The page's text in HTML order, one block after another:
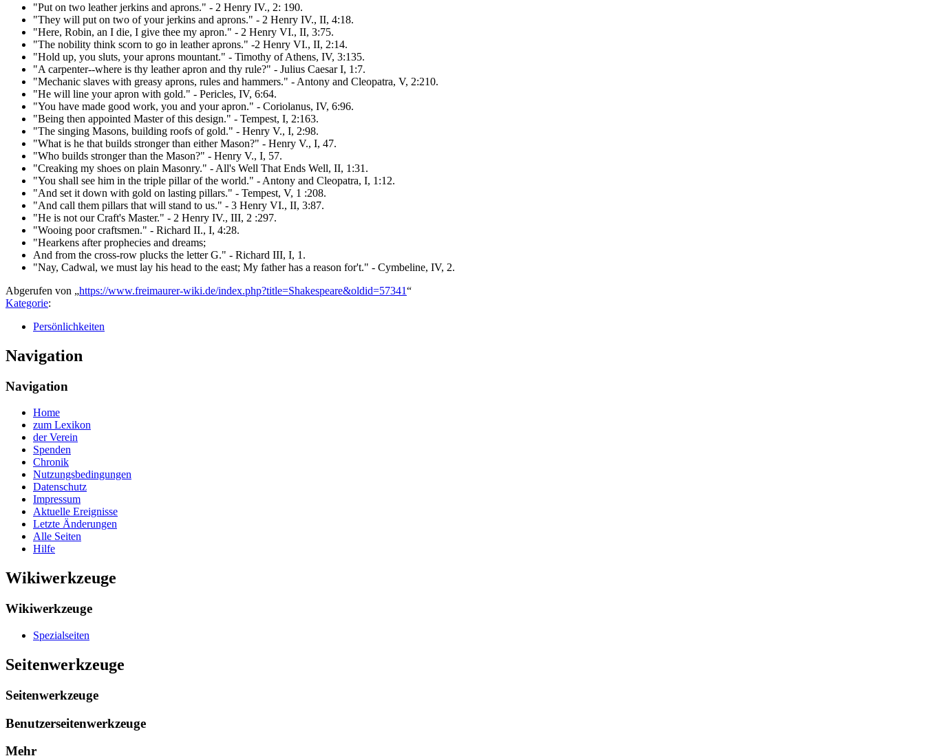
"Put on two leather jerkins and aprons." - 2 Henry IV., 2: 190.
"They will put on two of your jerkins and aprons." - 2 Henry IV., II, 4:18.
"Here, Robin, an I die, I give thee my apron." - 2 Henry VI., II, 3:75.
"The nobility think scorn to go in leather aprons." -2 Henry VI., II, 2:14.
"Hold up, you sluts, your aprons mountant." - Timothy of Athens, IV, 3:135.
"A carpenter--where is thy leather apron and thy rule?" - Julius Caesar I, 1:7.
"Mechanic slaves with greasy aprons, rules and hammers." - Antony and Cleopatra, V, 2:210.
"He will line your apron with gold." - Pericles, IV, 6:64.
"You have made good work, you and your apron." - Coriolanus, IV, 6:96.
"Being then appointed Master of this design." - Tempest, I, 2:163.
"The singing Masons, building roofs of gold." - Henry V., I, 2:98.
"What is he that builds stronger than either Mason?" - Henry V., I, 47.
"Who builds stronger than the Mason?" - Henry V., I, 57.
"Creaking my shoes on plain Masonry." - All's Well That Ends Well, II, 1:31.
"You shall see him in the triple pillar of the world." - Antony and Cleopatra, I, 1:12.
"And set it down with gold on lasting pillars." - Tempest, V, 1 :208.
"And call them pillars that will stand to us." - 3 Henry VI., II, 3:87.
"He is not our Craft's Master." - 2 Henry IV., III, 2 :297.
"Wooing poor craftsmen." - Richard II., I, 4:28.
"Hearkens after prophecies and dreams;
And from the cross-row plucks the letter G." - Richard III, I, 1.
"Nay, Cadwal, we must lay his head to the east; My father has a reason for't." - Cymbeline, IV, 2.
Abgerufen von „https://www.freimaurer-wiki.de/index.php?title=Shakespeare&oldid=57341“
Kategorie:
Persönlichkeiten
Navigation
Navigation
Home
zum Lexikon
der Verein
Spenden
Chronik
Nutzungsbedingungen
Datenschutz
Impressum
Aktuelle Ereignisse
Letzte Änderungen
Alle Seiten
Hilfe
Wikiwerkzeuge
Wikiwerkzeuge
Spezialseiten
Seitenwerkzeuge
Seitenwerkzeuge
Benutzerseitenwerkzeuge
Mehr